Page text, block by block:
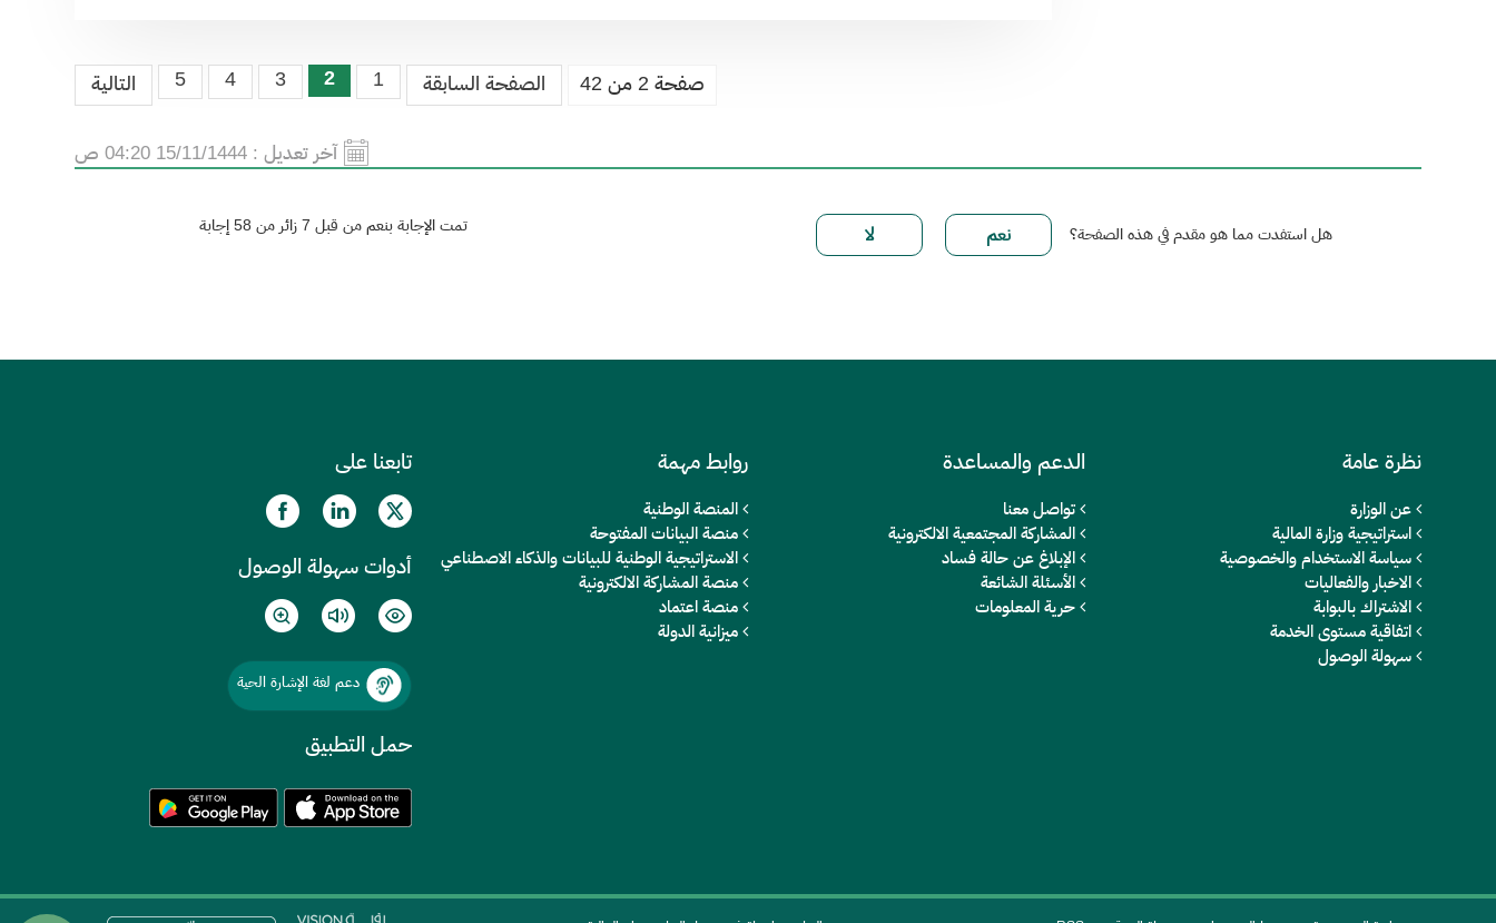
صفحة 2 من 42 الصفحة السابقة 1
2
3
4
5 التالية
آخر تعديل : 15/11/1444 04:20 ص
هل استفدت مما هو مقدم في هذه الصفحة؟ تمت الإجابة بنعم من قبل 7 زائر من 58 إجابة
نظرة عامة
عن الوزارة
استراتيجية وزارة المالية
سياسة الاستخدام والخصوصية
الاخبار والفعاليات
الاشتراك بالبوابة
اتفاقية مستوى الخدمة
سهولة الوصول
الدعم والمساعدة
تواصل معنا
المشاركة المجتمعية الالكترونية
الإبلاغ عن حالة فساد
الأسئلة الشائعة
حرية المعلومات
روابط مهمة
المنصة الوطنية
منصة البيانات المفتوحة
الاستراتيجية الوطنية للبيانات والذكاء الاصطناعي
منصة المشاركة الالكترونية
منصة اعتماد
ميزانية الدولة
تابعنا على
أدوات سهولة الوصول
دعم لغة الإشارة الحية
حمل التطبيق